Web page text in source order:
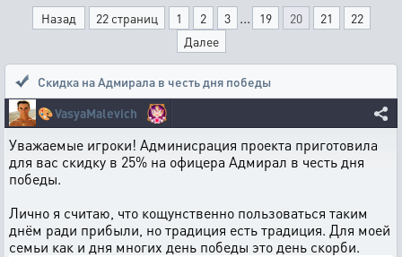
Назад 22 страниц 1 2 3 ... 19 20 21
22
Далее
Скидка на Адмирала в честь дня победы
🎨VasyaMalevich
Уважаемые игроки! Админисрация проекта приготовила
для вас скидку в 25% на офицера Адмирал в честь дня
победы.
Лично я считаю, что кощунственно пользоваться таким
днём ради прибыли, но традиция есть традиция. Для моей
семьи как и дня многих день победы это день скорби.